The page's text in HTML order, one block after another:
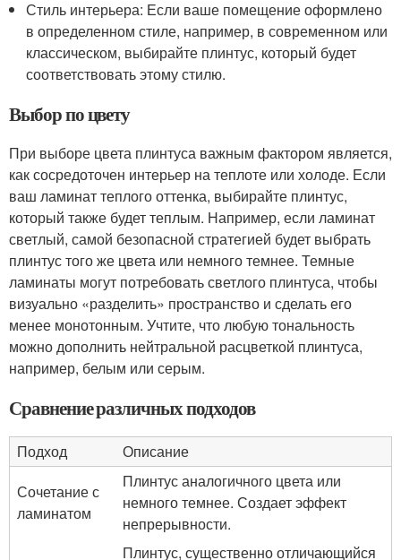
Стиль интерьера: Если ваше помещение оформлено
в определенном стиле, например, в современном или
классическом, выбирайте плинтус, который будет
соответствовать этому стилю.
Выбор по цвету
При выборе цвета плинтуса важным фактором является,
как сосредоточен интерьер на теплоте или холоде. Если
ваш ламинат теплого оттенка, выбирайте плинтус,
который также будет теплым. Например, если ламинат
светлый, самой безопасной стратегией будет выбрать
плинтус того же цвета или немного темнее. Темные
ламинаты могут потребовать светлого плинтуса, чтобы
визуально «разделить» пространство и сделать его
менее монотонным. Учтите, что любую тональность
можно дополнить нейтральной расцветкой плинтуса,
например, белым или серым.
Сравнение различных подходов
Подход
Описание
Сочетание с
ламинатом
Плинтус аналогичного цвета или
немного темнее. Создает эффект
непрерывности.
Плинтус, существенно отличающийся